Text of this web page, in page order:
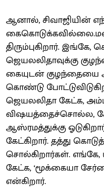
ஆனால், சிவாஜியின்
திரும்புகிறார்.
ஜெயலலிதாவுக்கு
கையுடன்
கொண்டு
ஜெயலலிதா கேட்க,
விஷயத்தைச்சொல்ல,
ஆஸ்ரமத்துக்கு
கேட்கிறார். தத்து
சொல்கிறார்கள். எங்கே,
கேட்க, ‘மூக்கையா
என்கிறார்.